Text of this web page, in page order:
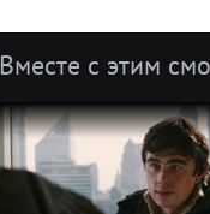
Вместе с этим